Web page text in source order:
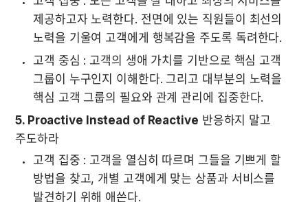
제공하고자 노력한다. 전면에 있는 직원들이 최선의
노력을 기울여 고객에게 행복감을 주도록 독려한다.
고객 중심 : 고객의 생애 가치를 기반으로 핵심 고객
그룹이 누구인지 이해한다. 그리고 대부분의 노력을
핵심 고객 그룹의 필요와 관계 관리에 집중한다.
5. Proactive Instead of Reactive 반응하지 말고
주도하라
고객 집중 : 고객을 열심히 따르며 그들을 기쁘게 할
방법을 찾고, 개별 고객에게 맞는 상품과 서비스를
발견하기 위해 애쓴다.